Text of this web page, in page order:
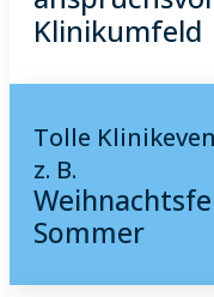
Klinikumfeld
Tolle
z. B.
Sommer